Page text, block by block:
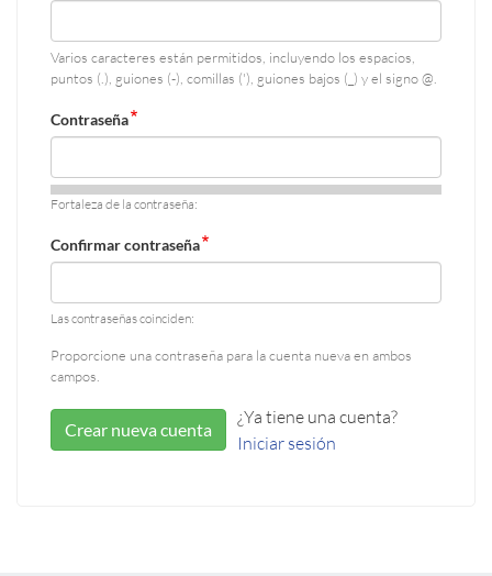
Varios caracteres están permitidos, incluyendo los espacios,
puntos (.), guiones (-), comillas ('), guiones bajos (_) y el signo @.
Contraseña
Fortaleza de la contraseña:
Confirmar contraseña
Las contraseñas coinciden:
Proporcione una contraseña para la cuenta nueva en ambos
campos.
Crear nueva cuenta
¿Ya tiene una cuenta?
Iniciar sesión